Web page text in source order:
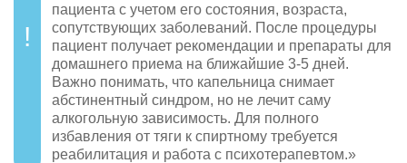
пациента с учетом его состояния, возраста,
сопутствующих заболеваний. После процедуры
пациент получает рекомендации и препараты для
домашнего приема на ближайшие 3-5 дней.
Важно понимать, что капельница снимает
абстинентный синдром, но не лечит саму
алкогольную зависимость. Для полного
избавления от тяги к спиртному требуется
реабилитация и работа с психотерапевтом.»